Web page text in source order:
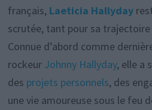
français, Laeticia Hallyday
scrutée, tant pour sa trajectoire
Connue d’abord comme
rockeur Johnny Hallyday, elle a
des projets personnels, des
une vie amoureuse sous le feu